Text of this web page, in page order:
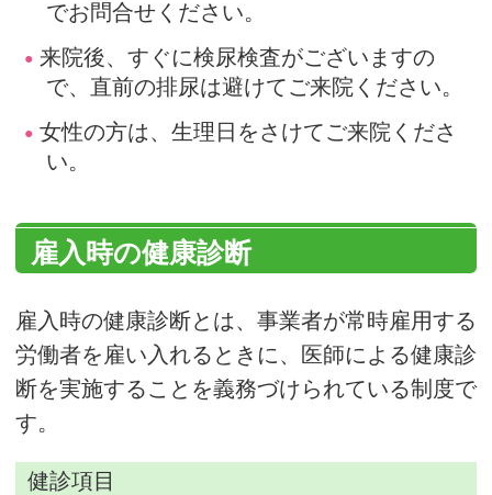
でお問合せください。
来院後、すぐに検尿検査がございますの
で、直前の排尿は避けてご来院ください。
女性の方は、生理日をさけてご来院くださ
い。
雇入時の健康診断
雇入時の健康診断とは、事業者が常時雇用する
労働者を雇い入れるときに、医師による健康診
断を実施することを義務づけられている制度で
す。
健診項目